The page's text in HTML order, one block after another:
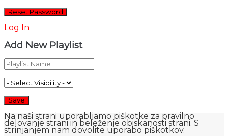
Log In
Add New Playlist
Na naši strani uporabljamo piškotke za pravilno
delovanje strani in beleženje obiskanosti strani. S
strinjanjem nam dovolite uporabo piškotkov.